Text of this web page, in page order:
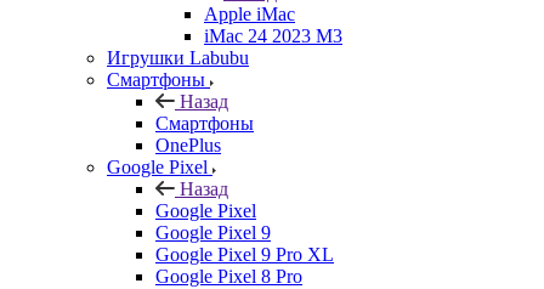
Apple iMac
iMac 24 2023 M3
Игрушки Labubu
Смартфоны
Назад
Смартфоны
OnePlus
Google Pixel
Назад
Google Pixel
Google Pixel 9
Google Pixel 9 Pro XL
Google Pixel 8 Pro